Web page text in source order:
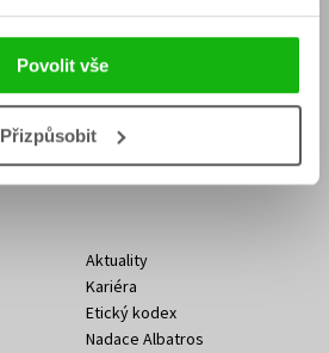
Povolit vše
PřizpůsobitKontakty Albatros Media
Aktuality
Kariéra
Etický kodex
Nadace Albatros